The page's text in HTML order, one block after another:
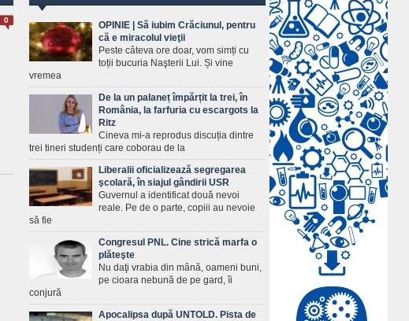
0
OPINIE | Să iubim Crăciunul, pentru
că e miracolul vieţii
Peste câteva ore doar, vom simți cu
toții bucuria Naşterii Lui. Și vine
vremea
De la un palaneț împărțit la trei, în
România, la farfuria cu escargots la
Ritz
Cineva mi-a reprodus discuția dintre
trei tineri studenți care coborau de la
Liberalii oficializează segregarea
şcolară, în siajul gândirii USR
Guvernul a identificat două nevoi
reale. Pe de o parte, copiii au nevoie
să fie
Congresul PNL. Cine strică marfa o
plăteşte
Nu daţi vrabia din mână, oameni buni,
pe cioara nebună de pe gard, îi
conjură
Apocalipsa după UNTOLD. Pista de